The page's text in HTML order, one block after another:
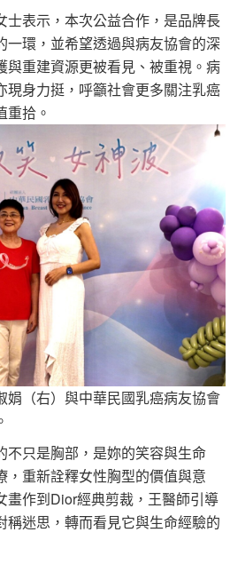
士表示，本次公益合作，是品牌長
一環，並希望透過與病友協會的深
與重建資源更被看見、被重視。病
現身力挺，呼籲社會更多關注乳癌
重拾。
娟（右）與中華民國乳癌病友協會
不只是胸部，是妳的笑容與生命
，重新詮釋女性胸型的價值與意
畫作到Dior經典剪裁，王醫師引導
稱迷思，轉而看見它與生命經驗的